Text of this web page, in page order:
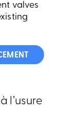
valves
l’usure